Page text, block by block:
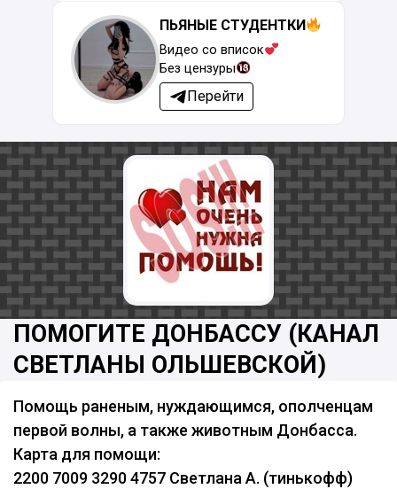
ПЬЯНЫЕ СТУДЕНТКИ
Видео со вписок
Без цензуры
Перейти
ПОМОГИТЕ ДОНБАССУ (КАНАЛ
СВЕТЛАНЫ ОЛЬШЕВСКОЙ)
Помощь раненым, нуждающимся, ополченцам
первой волны, а также животным Донбасса.
Карта для помощи:
2200 7009 3290 4757 Светлана А. (тинькофф)